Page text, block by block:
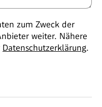
zum Zweck der
weiter. Nähere
Datenschutzerklärung.